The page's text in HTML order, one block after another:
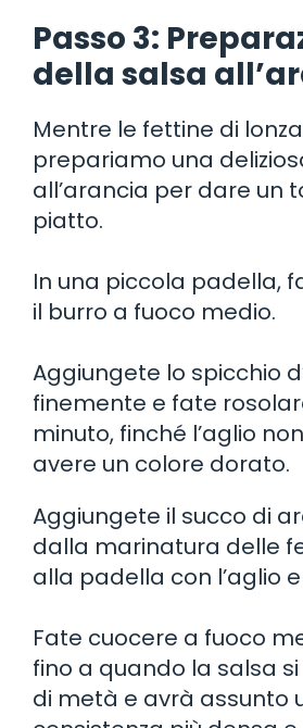
Passo 3:
della salsa
Mentre le fettine di
prepariamo una
all’arancia per dare un
piatto.
In una piccola padella,
il burro a fuoco medio.
Aggiungete lo spicchio
finemente e fate
minuto, finché l’aglio
avere un colore dorato.
Aggiungete il succo di
dalla marinatura delle
alla padella con l’aglio
Fate cuocere a fuoco
fino a quando la salsa
di metà e avrà assunto